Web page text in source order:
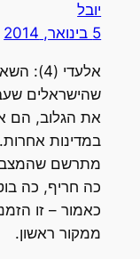
יובל
אלעדי (4):
שהישראלים
את הגלוב, הם
במדינות
מתרשם שהמצב
כה חריף, כה
כאמור – זו
ממקור ראשון.